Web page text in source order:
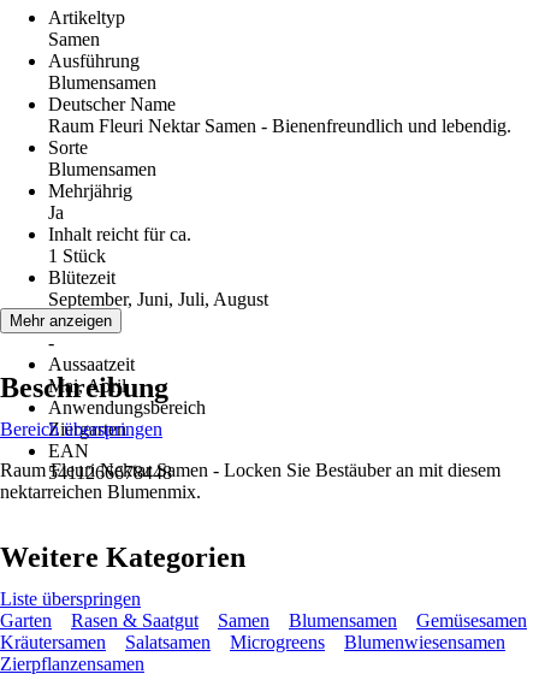
Artikeltyp
Samen
Ausführung
Blumensamen
Deutscher Name
Raum Fleuri Nektar Samen - Bienenfreundlich und lebendig.
Sorte
Blumensamen
Mehrjährig
Ja
Inhalt reicht für ca.
1 Stück
Blütezeit
September, Juni, Juli, August
Erntezeit
-
Aussaatzeit
Mai, April
Anwendungsbereich
Ziergarten
EAN
5411266678448
Mehr anzeigen
Beschreibung
Bereich überspringen
Raum Fleuri Nektar Samen - Locken Sie Bestäuber an mit diesem
nektarreichen Blumenmix.
Weitere Kategorien
Liste überspringen
Garten
Rasen & Saatgut Samen Blumensamen
Gemüsesamen
Kräutersamen
Salatsamen Microgreens
Blumenwiesensamen
Zierpflanzensamen